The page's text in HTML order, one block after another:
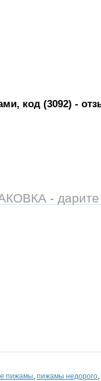
код (3092) -
- дарите
пижамы, пижамы недорого,